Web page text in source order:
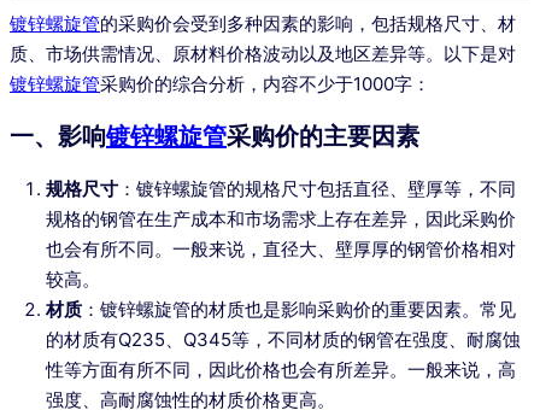
镀锌螺旋管的采购价会受到多种因素的影响，包括规格尺寸、材
质、市场供需情况、原材料价格波动以及地区差异等。以下是对
镀锌螺旋管采购价的综合分析，内容不少于1000字：
一、影响镀锌螺旋管采购价的主要因素
规格尺寸 ：镀锌螺旋管的规格尺寸包括直径、壁厚等，不同
规格的钢管在生产成本和市场需求上存在差异，因此采购价
也会有所不同。一般来说，直径大、壁厚厚的钢管价格相对
较高。
材质 ：镀锌螺旋管的材质也是影响采购价的重要因素。常见
的材质有Q235、Q345等，不同材质的钢管在强度、耐腐蚀
性等方面有所不同，因此价格也会有所差异。一般来说，高
强度、高耐腐蚀性的材质价格更高。